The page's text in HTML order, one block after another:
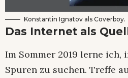
Konstantin Ignatov als Coverboy.
Das Internet als
Im Sommer 2019 lerne ich,
Spuren zu suchen. Treffe